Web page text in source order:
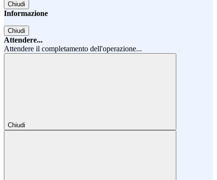
Chiudi
Informazione
Chiudi
Attendere...
Attendere il completamento dell'operazione...
Chiudi